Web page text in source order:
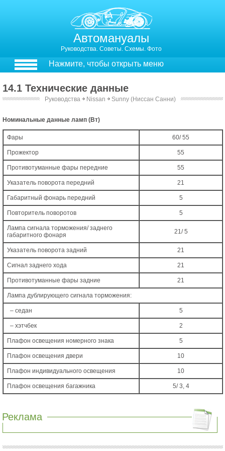
Автомануалы
Руководства. Советы. Схемы. Фото
Нажмите, чтобы открыть меню
14.1 Технические данные
Руководства ￫ Nissan ￫ Sunny (Ниссан Санни)
Номинальные данные ламп (Вт)
Фары 60/ 55
Прожектор 55
Противотуманные фары передние 55
Указатель поворота передний 21
Габаритный фонарь передний 5
Повторитель поворотов 5
Лампа сигнала торможения/ заднего
габаритного фонаря
21/ 5
Указатель поворота задний 21
Сигнал заднего хода 21
Противотуманные фары задние 21
Лампа дублирующего сигнала торможения:
– седан 5
– хэтчбек 2
Плафон освещения номерного знака 5
Плафон освещения двери 10
Плафон индивидуального освещения 10
Плафон освещения багажника 5/ 3, 4
Реклама